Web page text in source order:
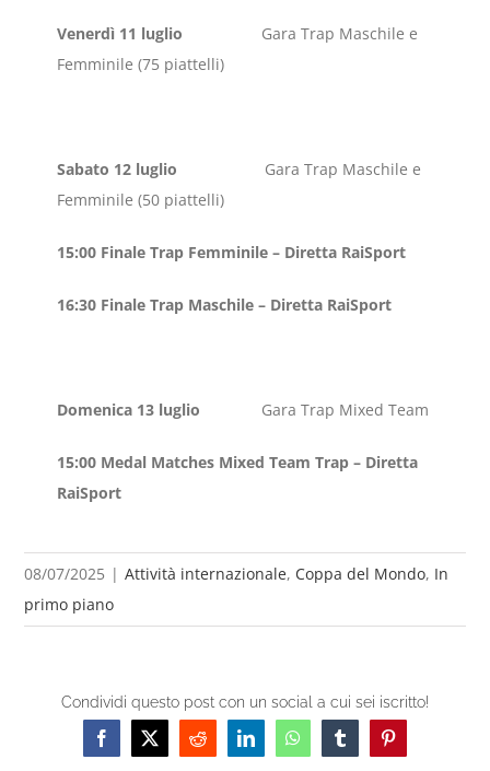
Venerdì 11 luglio Gara Trap Maschile e
Femminile (75 piattelli)
Sabato 12 luglio Gara Trap Maschile e
Femminile (50 piattelli)
15:00 Finale Trap Femminile – Diretta RaiSport
16:30 Finale Trap Maschile – Diretta RaiSport
Domenica 13 luglio Gara Trap Mixed Team
15:00 Medal Matches Mixed Team Trap – Diretta
RaiSport
08/07/2025 | Attività internazionale, Coppa del Mondo, In
primo piano
Condividi questo post con un social a cui sei iscritto!
Facebook
X RedditLinkedInWhatsAppTumblrPinterest